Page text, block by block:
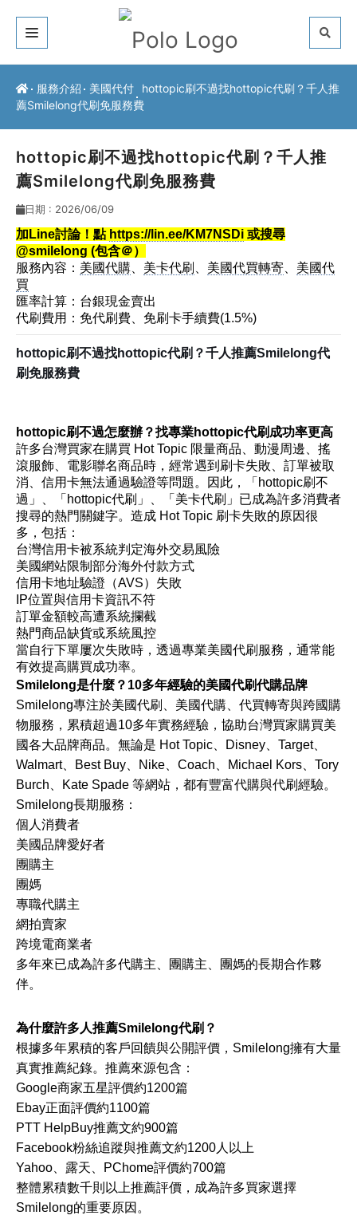
關於我們
服務介紹
常見問題
最新公告
聯絡方式
服務介紹 美國代付
hottopic刷不過找hottopic代刷？千人推
薦Smilelong代刷免服務費
hottopic刷不過找hottopic代刷？千人推
薦Smilelong代刷免服務費
日期 : 2026/06/09
加Line討論！點 https://lin.ee/KM7NSDi 或搜尋
@smilelong (包含＠）
服務內容： 美國代購 美卡代刷 美國代買轉寄
美國代
買
匯率計算：台銀現金賣出
代刷費用：免代刷費、免刷卡手續費(1.5%)
hottopic刷不過找hottopic代刷？千人推薦Smilelong代
刷免服務費
hottopic刷不過怎麼辦？找專業hottopic代刷成功率更高
許多台灣買家在購買 Hot Topic 限量商品、動漫周邊、搖
滾服飾、電影聯名商品時，經常遇到刷卡失敗、訂單被取
消、信用卡無法通過驗證等問題。因此，「hottopic刷不
過」、「hottopic代刷」、「美卡代刷」已成為許多消費者
搜尋的熱門關鍵字。造成 Hot Topic 刷卡失敗的原因很
多，包括：
台灣信用卡被系統判定海外交易風險
美國網站限制部分海外付款方式
信用卡地址驗證（AVS）失敗
IP位置與信用卡資訊不符
訂單金額較高遭系統攔截
熱門商品缺貨或系統風控
當自行下單屢次失敗時，透過專業美國代刷服務，通常能
有效提高購買成功率。
Smilelong是什麼？10多年經驗的美國代刷代購品牌
Smilelong專注於美國代刷、美國代購、代買轉寄與跨國購
物服務，累積超過10多年實務經驗，協助台灣買家購買美
國各大品牌商品。無論是 Hot Topic、Disney、Target、
Walmart、Best Buy、Nike、Coach、Michael Kors、Tory
Burch、Kate Spade 等網站，都有豐富代購與代刷經驗。
Smilelong長期服務：
個人消費者
美國品牌愛好者
團購主
團媽
專職代購主
網拍賣家
跨境電商業者
多年來已成為許多代購主、團購主、團媽的長期合作夥
伴。
為什麼許多人推薦Smilelong代刷？
根據多年累積的客戶回饋與公開評價，Smilelong擁有大量
真實推薦紀錄。推薦來源包含：
Google商家五星評價約1200篇
Ebay正面評價約1100篇
PTT HelpBuy推薦文約900篇
Facebook粉絲追蹤與推薦文約1200人以上
Yahoo、露天、PChome評價約700篇
整體累積數千則以上推薦評價，成為許多買家選擇
Smilelong的重要原因。